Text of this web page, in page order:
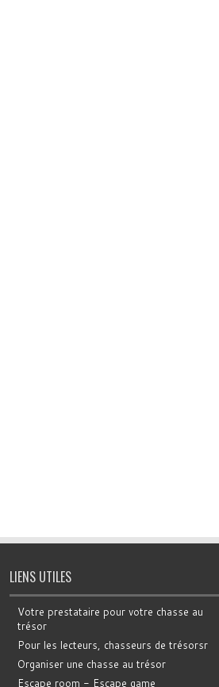
LIENS UTILES
Votre prestataire pour votre chasse au
trésor
Pour les lecteurs, chasseurs de trésorsr
Organiser une chasse au trésor
Escape room - Escape game